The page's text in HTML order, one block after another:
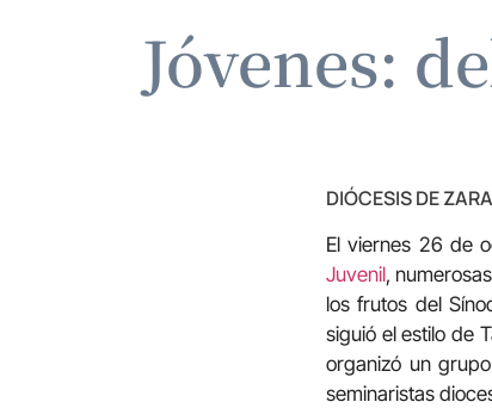
Jóvenes:
DIÓCESIS DE
El viernes 26 de
Juvenil,
los frutos del
siguió el estilo de
organizó un
seminaristas